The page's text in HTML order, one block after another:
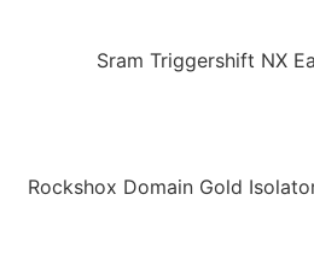
Sram Triggershift NX
Rockshox Domain Gold